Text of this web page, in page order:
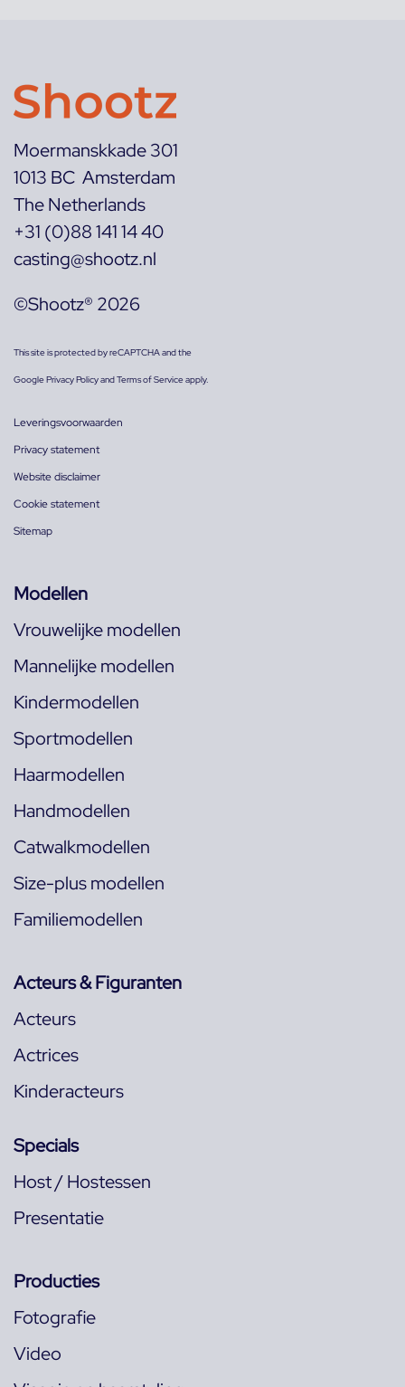
Moermanskkade 301
1013 BC Amsterdam
The Netherlands
+31 (0)88 141 14 40
casting@shootz.nl
©Shootz® 2026
This site is protected by reCAPTCHA and the
GooglePrivacy PolicyandTerms of Serviceapply.
Leveringsvoorwaarden
Privacy statement
Website disclaimer
Cookie statement
Sitemap
Modellen
Vrouwelijke modellen
Mannelijke modellen
Kindermodellen
Sportmodellen
Haarmodellen
Handmodellen
Catwalkmodellen
Size-plus modellen
Familiemodellen
Acteurs & Figuranten
Acteurs
Actrices
Kinderacteurs
Specials
Host / Hostessen
Presentatie
Producties
Fotografie
Video